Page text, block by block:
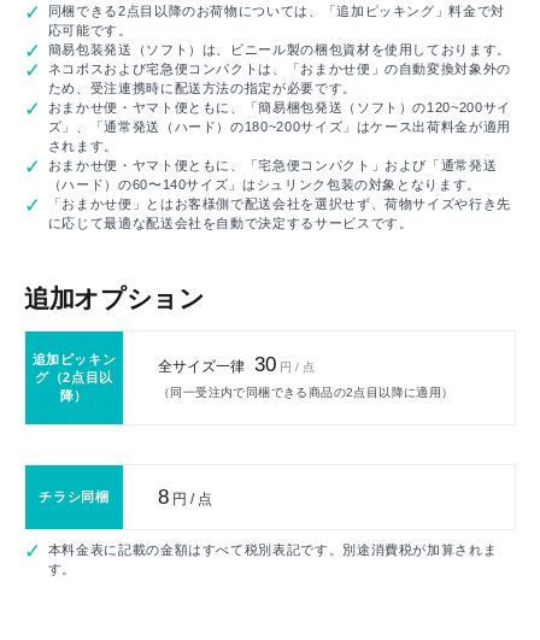
同梱できる2点目以降のお荷物については、「追加ピッキング」料金で対
応可能です。
簡易包装発送（ソフト）は、ビニール製の梱包資材を使用しております。
ネコポスおよび宅急便コンパクトは、「おまかせ便」の自動変換対象外の
ため、受注連携時に配送方法の指定が必要です。
おまかせ便・ヤマト便ともに、「簡易梱包発送（ソフト）の120~200サイ
ズ」、「通常発送（ハード）の180~200サイズ」はケース出荷料金が適用
されます。
おまかせ便・ヤマト便ともに、「宅急便コンパクト」および「通常発送
（ハード）の60〜140サイズ」はシュリンク包装の対象となります。
「おまかせ便」とはお客様側で配送会社を選択せず、荷物サイズや行き先
に応じて最適な配送会社を自動で決定するサービスです。
追加オプション
追加ピッキン
グ（2点目以
降）
全サイズ一律 30 円 / 点
（同一受注内で同梱できる商品の2点目以降に適用）
チラシ同梱 8 円 / 点
本料金表に記載の金額はすべて税別表記です。別途消費税が加算されま
す。